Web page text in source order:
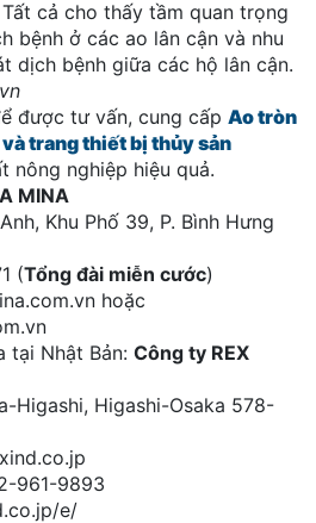
cả cho thấy tầm quan trọng
bệnh ở các ao lân cận và nhu
dịch bệnh giữa các hộ lân cận.
được tư vấn, cung cấp Ao tròn
trang thiết bị thủy sản
nông nghiệp hiệu quả.
MINA
Khu Phố 39, P. Bình Hưng
(Tổng đài miễn cước)
hoặc
tại Nhật Bản: Công ty REX
Higashi, Higashi-Osaka 578-
961-9893
e/